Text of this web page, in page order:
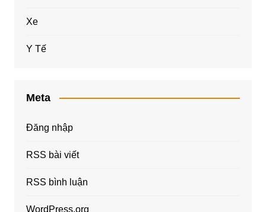
Xe
Y Tế
Meta
Đăng nhập
RSS bài viết
RSS bình luận
WordPress.org